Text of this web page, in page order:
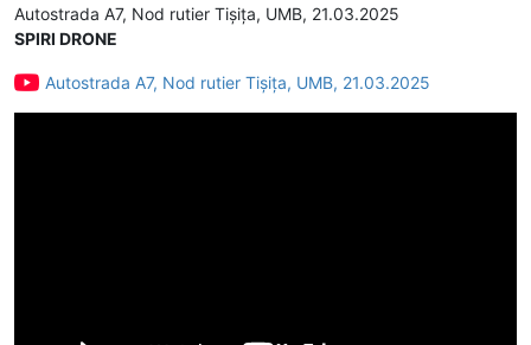
Autostrada A7, Nod rutier Tișița, UMB, 21.03.2025
SPIRI DRONE
Autostrada A7, Nod rutier Tișița, UMB, 21.03.2025